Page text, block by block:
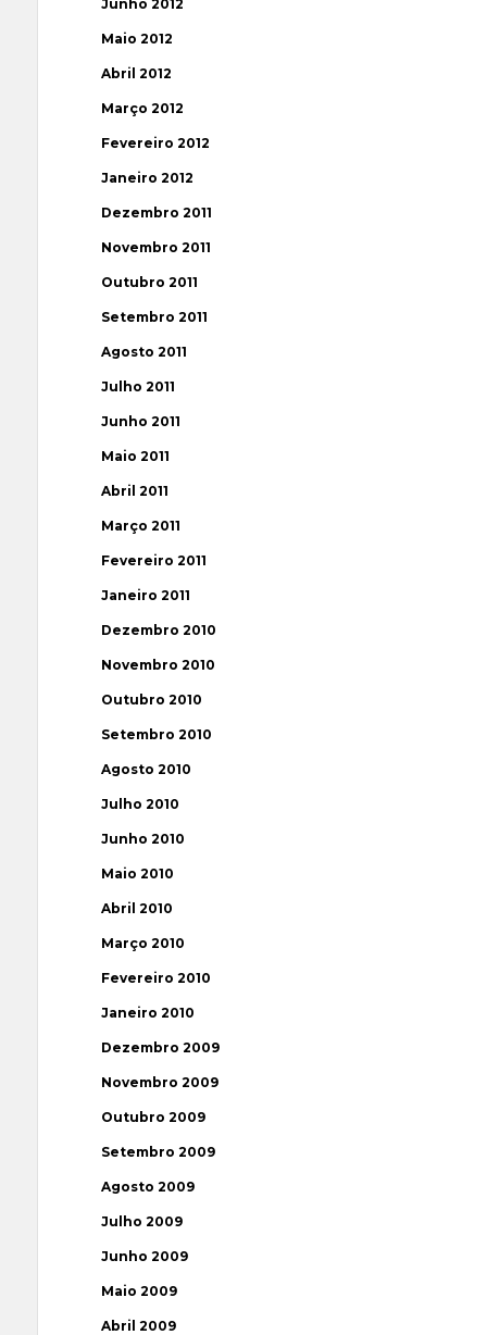
Junho 2012
Maio 2012
Abril 2012
Março 2012
Fevereiro 2012
Janeiro 2012
Dezembro 2011
Novembro 2011
Outubro 2011
Setembro 2011
Agosto 2011
Julho 2011
Junho 2011
Maio 2011
Abril 2011
Março 2011
Fevereiro 2011
Janeiro 2011
Dezembro 2010
Novembro 2010
Outubro 2010
Setembro 2010
Agosto 2010
Julho 2010
Junho 2010
Maio 2010
Abril 2010
Março 2010
Fevereiro 2010
Janeiro 2010
Dezembro 2009
Novembro 2009
Outubro 2009
Setembro 2009
Agosto 2009
Julho 2009
Junho 2009
Maio 2009
Abril 2009